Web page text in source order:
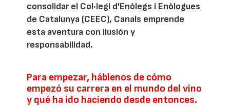
consolidar el Col·legi d'Enòlegs i Enòlogues
de Catalunya (CEEC), Canals emprende
esta aventura con ilusión y
responsabilidad.
Para empezar, háblenos de cómo
empezó su carrera en el mundo del vino
y qué ha ido haciendo desde entonces.